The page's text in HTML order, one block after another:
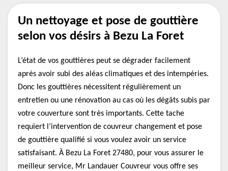
Un nettoyage et pose de gouttière
selon vos désirs à Bezu La Foret
L’état de vos gouttières peut se dégrader facilement
après avoir subi des aléas climatiques et des intempéries.
Donc les gouttières nécessitent régulièrement un
entretien ou une rénovation au cas où les dégâts subis par
votre couverture sont très importants. Cette tache
requiert l’intervention de couvreur changement et pose
de gouttière qualifié si vous voulez avoir un service
satisfaisant. À Bezu La Foret 27480, pour vous assurer le
meilleur service, Mr Landauer Couvreur vous offre ses